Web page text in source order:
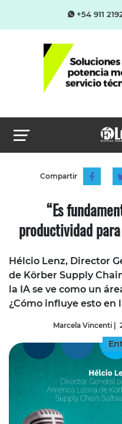
+54 911
Compartir
“Es
productividad
Hélcio Lenz, Director
de Körber Supply
la IA se ve como un
¿Cómo influye esto
Marcela Vincenti |